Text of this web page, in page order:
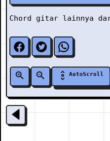
Chord gitar lainnya
AutoScroll